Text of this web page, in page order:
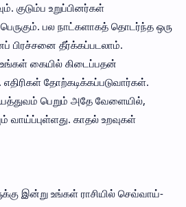
குடும்ப உறுப்பினர்கள்
பல நாட்களாகத் தொடர்ந்த ஒரு
பிரச்சனை தீர்க்கப்படலாம்.
கையில் கிடைப்பதன்
தோற்கடிக்கப்படுவார்கள்.
பெறும் அதே வேளையில்,
காதல் உறவுகள்
இன்று உங்கள் ராசியில் செவ்வாய்-